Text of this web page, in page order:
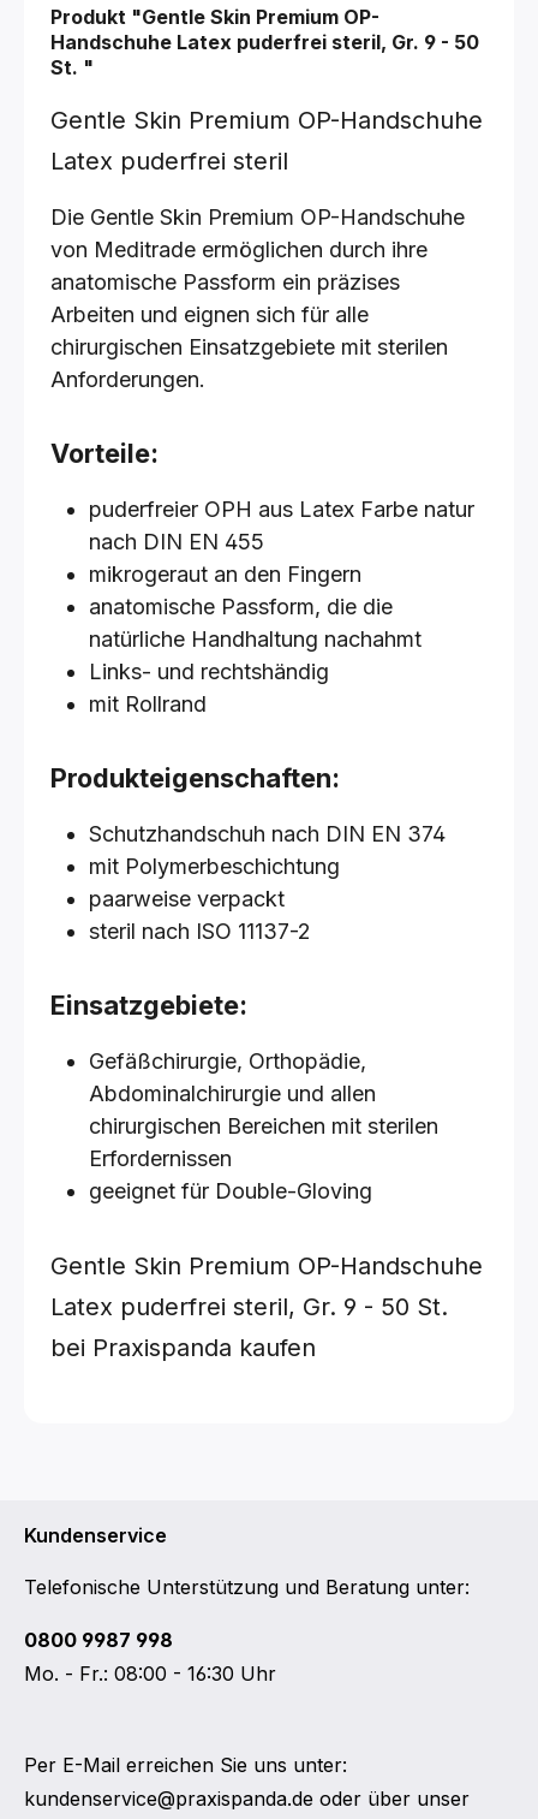
Produkt "Gentle Skin Premium OP-
Handschuhe Latex puderfrei steril, Gr. 9 - 50
St. "
Gentle Skin Premium OP-Handschuhe
Latex puderfrei steril
Die Gentle Skin Premium OP-Handschuhe
von Meditrade ermöglichen durch ihre
anatomische Passform ein präzises
Arbeiten und eignen sich für alle
chirurgischen Einsatzgebiete mit sterilen
Anforderungen.
Vorteile:
puderfreier OPH aus Latex Farbe natur
nach DIN EN 455
mikrogeraut an den Fingern
anatomische Passform, die die
natürliche Handhaltung nachahmt
Links- und rechtshändig
mit Rollrand
Produkteigenschaften:
Schutzhandschuh nach DIN EN 374
mit Polymerbeschichtung
paarweise verpackt
steril nach ISO 11137-2
Einsatzgebiete:
Gefäßchirurgie, Orthopädie,
Abdominalchirurgie und allen
chirurgischen Bereichen mit sterilen
Erfordernissen
geeignet für Double-Gloving
Gentle Skin Premium OP-Handschuhe
Latex puderfrei steril, Gr. 9 - 50 St.
bei Praxispanda kaufen
Kundenservice
Telefonische Unterstützung und Beratung unter:
0800 9987 998
Mo. - Fr.: 08:00 - 16:30 Uhr
Per E-Mail erreichen Sie uns unter:
kundenservice@praxispanda.de oder über unser